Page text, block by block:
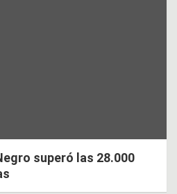
superó las 28.000